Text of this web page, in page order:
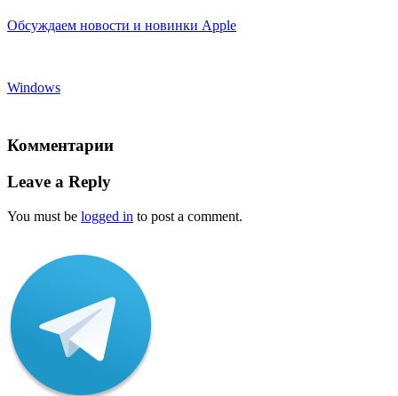
Обсуждаем новости и новинки Apple
Windows
Комментарии
Leave a Reply
You must be logged in to post a comment.